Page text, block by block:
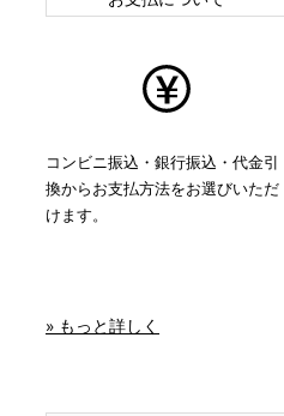
コンビニ振込・銀行振込・代金引
換からお支払方法をお選びいただ
けます。
» もっと詳しく